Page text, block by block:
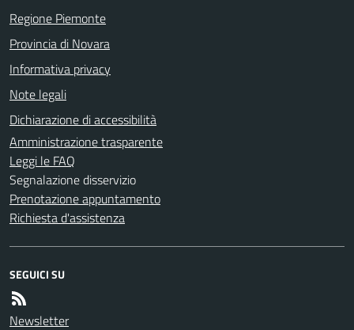
Regione Piemonte
Provincia di Novara
Informativa privacy
Note legali
Dichiarazione di accessibilità
Amministrazione trasparente
Leggi le FAQ
Segnalazione disservizio
Prenotazione appuntamento
Richiesta d'assistenza
SEGUICI SU
Newsletter